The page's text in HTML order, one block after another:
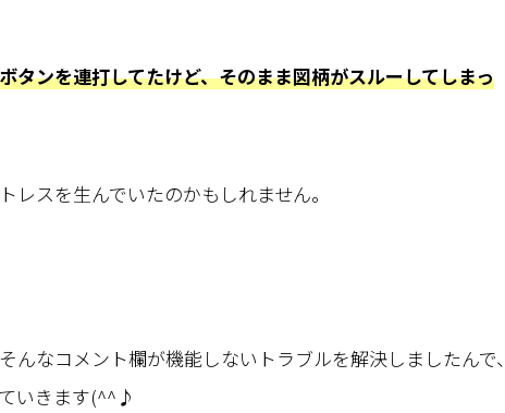
タンを連打してたけど、そのまま図柄がスルーしてしまっ
レスを生んでいたのかもしれません。
んなコメント欄が機能しないトラブルを解決しましたんで、
いきます(^^♪